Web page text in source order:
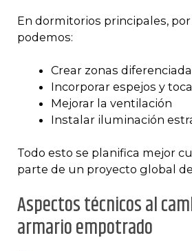
En dormitorios principales,
podemos:
Crear zonas
Incorporar espejos y
Mejorar la ventilación
Instalar iluminación
Todo esto se planifica mejor
parte de un proyecto global
Aspectos técnicos al
armario empotrado